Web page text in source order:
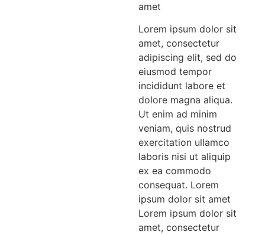
amet
Lorem ipsum dolor sit
amet, consectetur
adipiscing elit, sed do
eiusmod tempor
incididunt labore et
dolore magna aliqua.
Ut enim ad minim
veniam, quis nostrud
exercitation ullamco
laboris nisi ut aliquip
ex ea commodo
consequat. Lorem
ipsum dolor sit amet
Lorem ipsum dolor sit
amet, consectetur